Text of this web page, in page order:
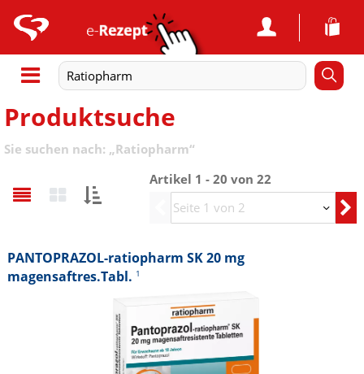
Produktsuche
Sie suchen nach: „Ratiopharm“
Artikel 1 - 20 von22
Vorherige
PANTOPRAZOL-ratiopharm SK 20 mg
magensaftres.Tabl. 1